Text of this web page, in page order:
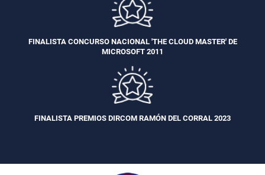
FINALISTA CONCURSO NACIONAL 'THE CLOUD MASTER' DE
MICROSOFT 2011
FINALISTA PREMIOS DIRCOM RAMÓN DEL CORRAL 2023